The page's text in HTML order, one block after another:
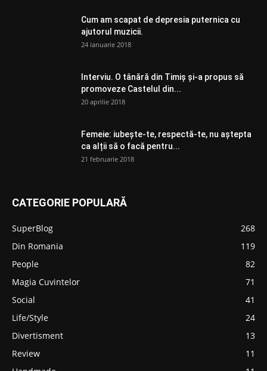
Cum am scapat de depresia puternica cu
ajutorul muzicii.
24 ianuarie 2018
Interviu. O tânără din Timiș și-a propus să
promoveze Castelul din...
20 aprilie 2018
Femeie: iubește-te, respectă-te, nu aștepta
ca alții să o facă pentru...
21 februarie 2018
CATEGORIE POPULARĂ
SuperBlog
268
Din Romania
119
People
82
Magia Cuvintelor
71
Social
41
Life/Style
24
Divertisment
13
Review
11